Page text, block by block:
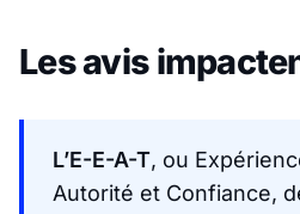
Les avis
L’E-E-A-T, ou
Autorité et Confiance,